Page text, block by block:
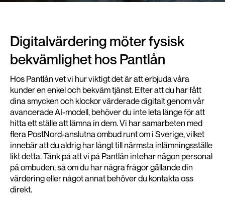
Digitalvärdering möter fysisk
bekvämlighet hos Pantlån
Hos Pantlån vet vi hur viktigt det är att erbjuda våra
kunder en enkel och bekväm tjänst. Efter att du har fått
dina smycken och klockor värderade digitalt genom vår
avancerade AI-modell, behöver du inte leta länge för att
hitta ett ställe att lämna in dem. Vi har samarbeten med
flera PostNord-anslutna ombud runt om i Sverige, vilket
innebär att du aldrig har långt till närmsta inlämningsställe
likt detta. Tänk på att vi på Pantlån intehar någon personal
på ombuden, så om du har några frågor gällande din
värdering eller något annat behöver du kontakta oss
direkt.